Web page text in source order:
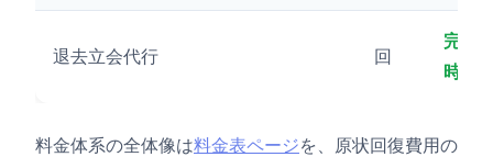
退去立会代行 回
完全
時）
料金体系の全体像は料金表ページを、原状回復費用の